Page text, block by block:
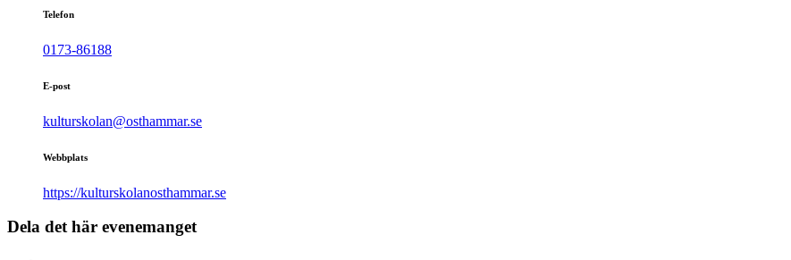
Telefon
0173-86188
E-post
kulturskolan@osthammar.se
Webbplats
https://kulturskolanosthammar.se
Dela det här evenemanget